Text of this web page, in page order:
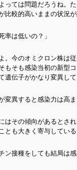
っては問題だろうね。
較的高いままの状況が
率は低いの？」
。今のオミクロン株は
もそも感染当初の新型
遺伝子がかなり変異して
変異すると感染力は高
はその傾向があるとさ
とも大きく寄与している
ン接種をしても結局は